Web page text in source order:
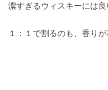
濃すぎるウィスキーには良
１：１で割るのも、香り